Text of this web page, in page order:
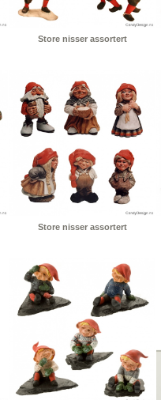
Store nisser assortert
Store nisser assortert